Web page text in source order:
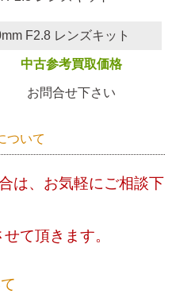
F2.8 レンズキット
中古参考買取価格
お問合せ下さい
ついて
は、お気軽にご相談下
て頂きます。